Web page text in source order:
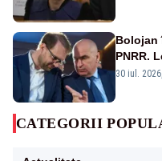
Bolojan
PNRR.
30 iul.
CATEGORII